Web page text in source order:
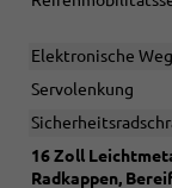
Elektronische
Servolenkung
16 Zoll
Radkappen,